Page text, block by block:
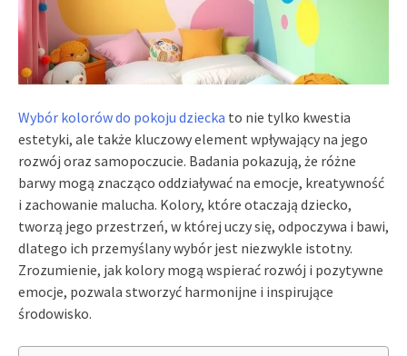
Wybór kolorów do pokoju dziecka to nie tylko kwestia
estetyki, ale także kluczowy element wpływający na jego
rozwój oraz samopoczucie. Badania pokazują, że różne
barwy mogą znacząco oddziaływać na emocje, kreatywność
i zachowanie malucha. Kolory, które otaczają dziecko,
tworzą jego przestrzeń, w której uczy się, odpoczywa i bawi,
dlatego ich przemyślany wybór jest niezwykle istotny.
Zrozumienie, jak kolory mogą wspierać rozwój i pozytywne
emocje, pozwala stworzyć harmonijne i inspirujące
środowisko.